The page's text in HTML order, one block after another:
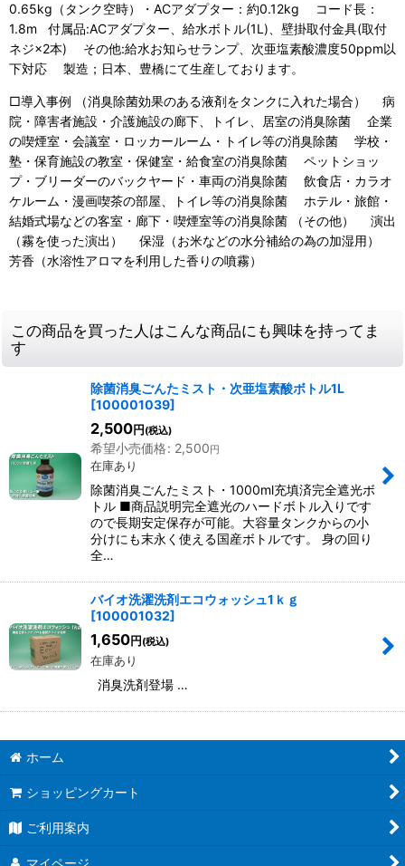
0.65kg（タンク空時）・ACアダプター：約0.12kg コード長：
1.8m 付属品:ACアダプター、給水ボトル(1L)、壁掛取付金具(取付
ネジ×2本) その他:給水お知らせランプ、次亜塩素酸濃度50ppm以
下対応 製造；日本、豊橋にて生産しております。
□導入事例 （消臭除菌効果のある液剤をタンクに入れた場合） 病
院・障害者施設・介護施設の廊下、トイレ、居室の消臭除菌 企業
の喫煙室・会議室・ロッカールーム・トイレ等の消臭除菌 学校・
塾・保育施設の教室・保健室・給食室の消臭除菌 ペットショッ
プ・ブリーダーのバックヤード・車両の消臭除菌 飲食店・カラオ
ケルーム・漫画喫茶の部屋、トイレ等の消臭除菌 ホテル・旅館・
結婚式場などの客室・廊下・喫煙室等の消臭除菌 （その他） 演出
（霧を使った演出） 保湿（お米などの水分補給の為の加湿用）
芳香（水溶性アロマを利用した香りの噴霧）
この商品を買った人はこんな商品にも興味を持ってま
す
除菌消臭ごんたミスト・次亜塩素酸ボトル1L
[100001039]
2,500円 (税込)
希望小売価格: 2,500 円
在庫あり
除菌消臭ごんたミスト・1000ml充填済完全遮光ボ
トル ■商品説明完全遮光のハードボトル入りです
ので長期安定保存が可能。大容量タンクからの小
分けにも末永く使える国産ボトルです。 身の回り
全…
バイオ洗濯洗剤エコウォッシュ1ｋｇ
[100001032]
1,650円 (税込)
在庫あり
消臭洗剤登場 …
ホーム
ショッピングカート
ご利用案内